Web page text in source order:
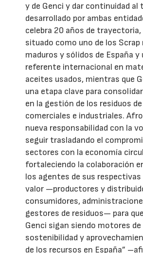
y de Genci y dar continuidad al
desarrollado por ambas
celebra 20 años de trayectoria,
situado como uno de los Scrap
maduros y sólidos de España
referente internacional en
aceites usados, mientras que
una etapa clave para
en la gestión de los residuos
comerciales e industriales.
nueva responsabilidad con la
seguir trasladando el
sectores con la economía
fortaleciendo la colaboración
los agentes de sus respectivas
valor —productores y
consumidores,
gestores de residuos— para
Genci sigan siendo motores de
sostenibilidad y
de los recursos en España”